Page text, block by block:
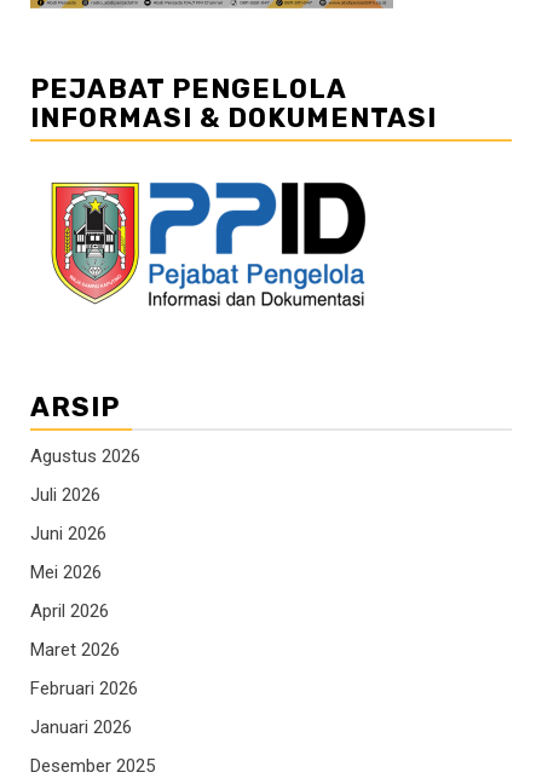
PEJABAT PENGELOLA
INFORMASI & DOKUMENTASI
ARSIP
Agustus 2026
Juli 2026
Juni 2026
Mei 2026
April 2026
Maret 2026
Februari 2026
Januari 2026
Desember 2025